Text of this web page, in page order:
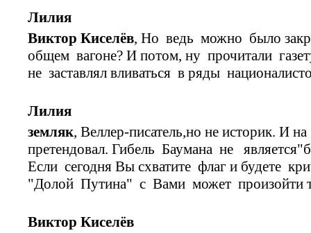
Лилия
Виктор Киселёв, Но ведь можно было
общем вагоне? И потом, ну прочитали
не заставлял вливаться в ряды
Лилия
земляк, Веллер-писатель,но не историк. И
претендовал. Гибель Баумана не
Если сегодня Вы схватите флаг и будете
"Долой Путина" с Вами может произойти
Виктор Киселёв